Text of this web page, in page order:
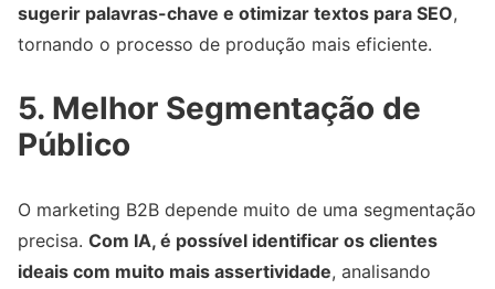
sugerir palavras-chave e otimizar textos para SEO,
tornando o processo de produção mais eficiente.
5. Melhor Segmentação de
Público
O marketing B2B depende muito de uma segmentação
precisa. Com IA, é possível identificar os clientes
ideais com muito mais assertividade, analisando